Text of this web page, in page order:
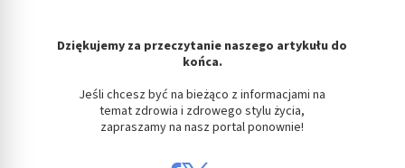
Dziękujemy za przeczytanie naszego artykułu do
końca.
Jeśli chcesz być na bieżąco z informacjami na
temat zdrowia i zdrowego stylu życia,
zapraszamy na nasz portal ponownie!